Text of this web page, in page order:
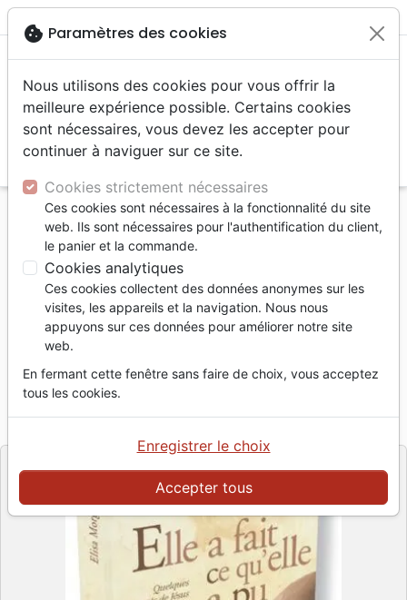
menu
Accueil Livres
Edification
Elle a fait ce qu'elle a pu - Quelques mots de Jésus
qui changent une vie
Elle a fait ce qu'elle a pu
Quelques mots de Jésus qui changent
une vie
Auteur :Elisa Morgan
cookie Paramètres des cookies
Nous utilisons des cookies pour vous offrir la
meilleure expérience possible. Certains cookies
sont nécessaires, vous devez les accepter pour
continuer à naviguer sur ce site.
Cookies strictement nécessaires
Ces cookies sont nécessaires à la fonctionnalité du site
web. Ils sont nécessaires pour l'authentification du client,
le panier et la commande.
Cookies analytiques
Ces cookies collectent des données anonymes sur les
visites, les appareils et la navigation. Nous nous
appuyons sur ces données pour améliorer notre site
web.
En fermant cette fenêtre sans faire de choix, vous acceptez
tous les cookies.
Accepter tous
Enregistrer le choix